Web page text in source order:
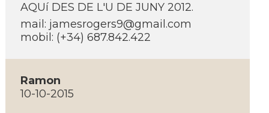
AQUí DES DE L'U DE JUNY 2012.
mail: jamesrogers9@gmail.com
mobil: (+34) 687.842.422
Ramon
10-10-2015